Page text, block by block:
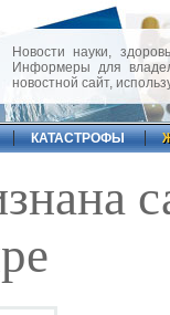
Новости науки,
Информеры для
новостной сайт,
КАТАСТРОФЫ